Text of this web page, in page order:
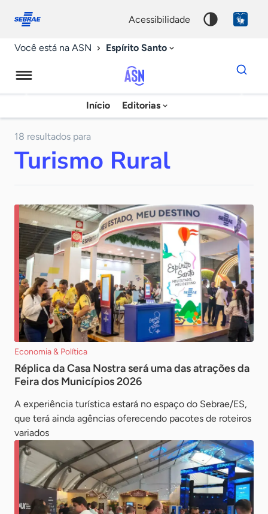
conosco
acessibilidade
Você está na ASN Espírito Santo
Agência
Sebrae
Notícias
Início Editorias
Dados
para
chave
18 resultados para
Turismo Rural
Economia & Política
Réplica da Casa Nostra será uma das atrações da
Feira dos Municípios 2026
A experiência turística estará no espaço do Sebrae/ES,
que terá ainda agências oferecendo pacotes de roteiros
variados